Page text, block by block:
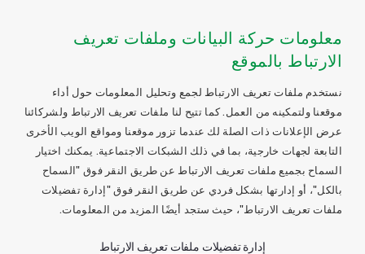
معلومات حركة البيانات وملفات تعريف
الارتباط بالموقع
نستخدم ملفات تعريف الارتباط لجمع وتحليل المعلومات حول أداء
موقعنا ولتمكينه من العمل. كما تتيح لنا ملفات تعريف الارتباط ولشركائنا
عرض الإعلانات ذات الصلة لك عندما تزور موقعنا ومواقع الويب الأخرى
التابعة لجهات خارجية، بما في ذلك الشبكات الاجتماعية. يمكنك اختيار
السماح بجميع ملفات تعريف الارتباط عن طريق النقر فوق "السماح
بالكل"، أو إدارتها بشكل فردي عن طريق النقر فوق "إدارة تفضيلات
ملفات تعريف الارتباط"، حيث ستجد أيضًا المزيد من المعلومات.
إدارة تفضيلات ملفات تعريف الارتباط